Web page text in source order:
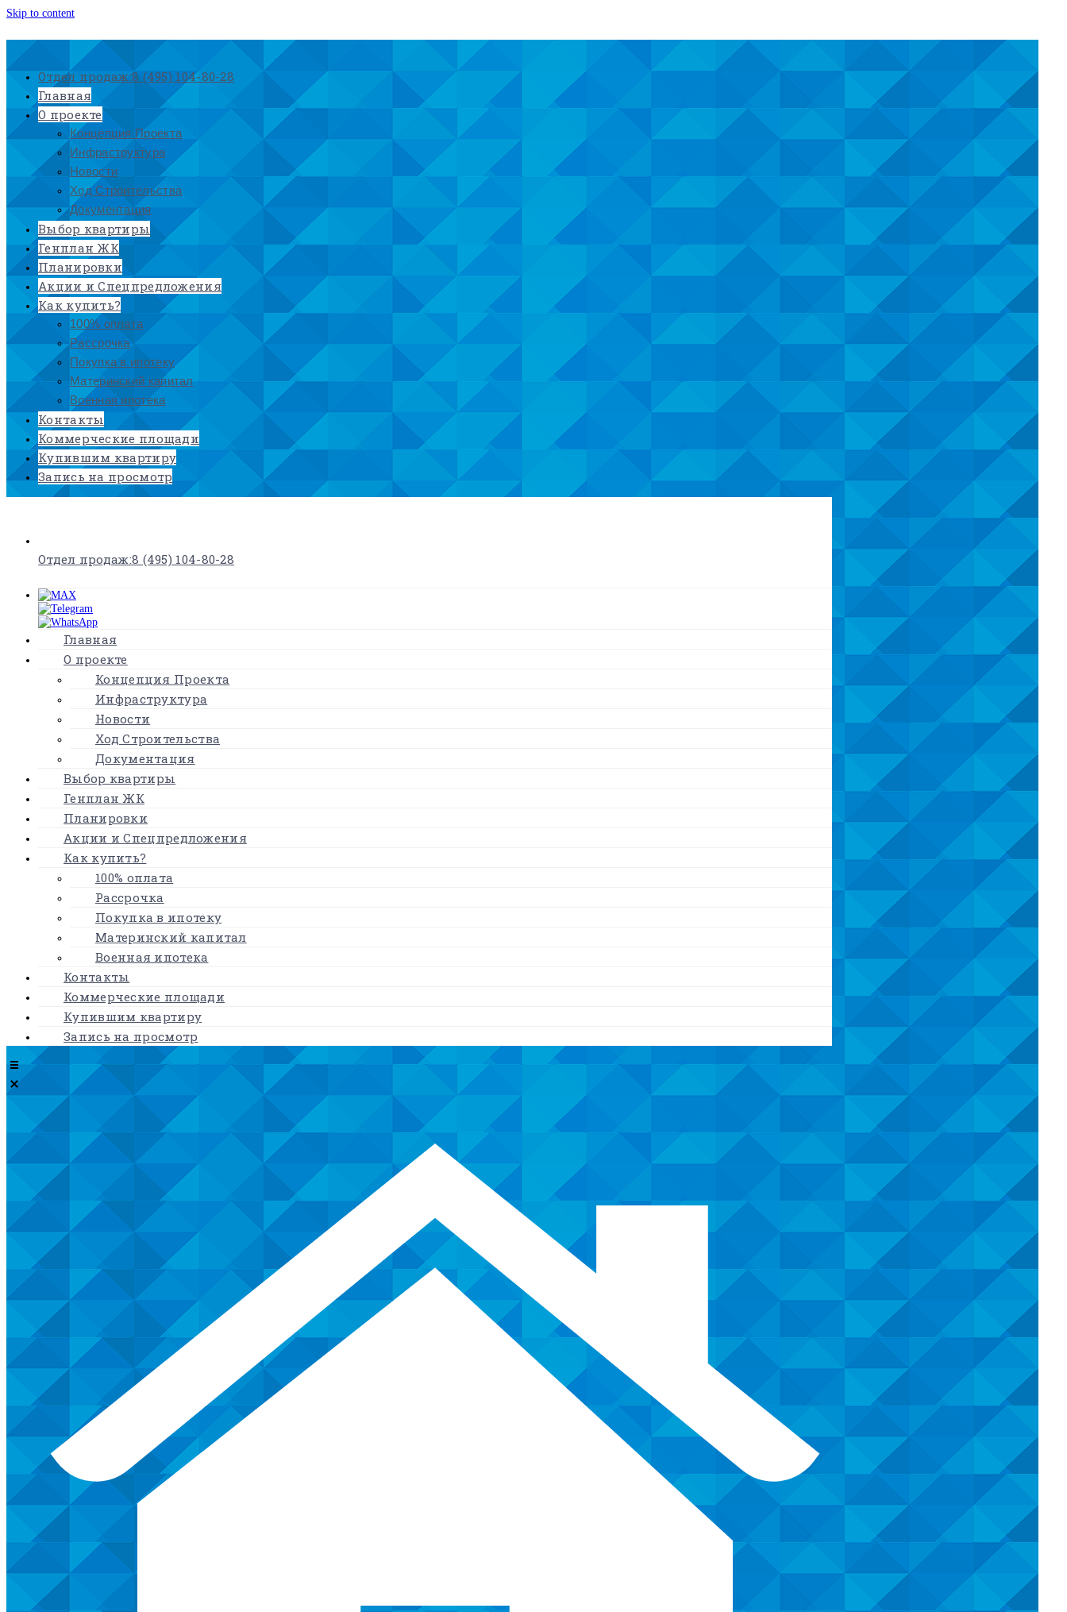
Skip to content
Отдел продаж:8 (495) 104-80-28
Главная
О проекте
Концепция Проекта
Инфраструктура
Новости
Ход Строительства
Документация
Выбор квартиры
Генплан ЖК
Планировки
Акции и Спецпредложения
Как купить?
100% оплата
Рассрочка
Покупка в ипотеку
Материнский капитал
Военная ипотека
Контакты
Коммерческие площади
Купившим квартиру
Запись на просмотр
Отдел продаж:8 (495) 104-80-28
Главная
О проекте
Концепция Проекта
Инфраструктура
Новости
Ход Строительства
Документация
Выбор квартиры
Генплан ЖК
Планировки
Акции и Спецпредложения
Как купить?
100% оплата
Рассрочка
Покупка в ипотеку
Материнский капитал
Военная ипотека
Контакты
Коммерческие площади
Купившим квартиру
Запись на просмотр